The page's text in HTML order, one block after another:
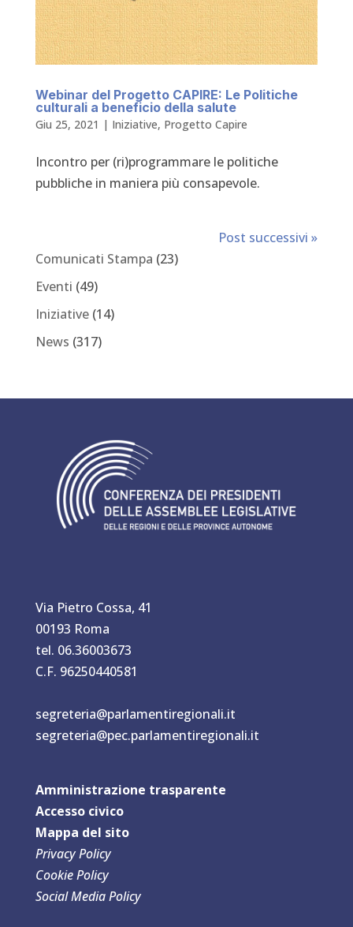
Webinar del Progetto CAPIRE: Le Politiche
culturali a beneficio della salute
Giu 25, 2021 | Iniziative, Progetto Capire
Incontro per (ri)programmare le politiche
pubbliche in maniera più consapevole.
Post successivi »
Comunicati Stampa (23)
Eventi (49)
Iniziative(14)
News (317)
Via Pietro Cossa, 41
00193 Roma
tel. 06.36003673
C.F. 96250440581
segreteria@parlamentiregionali.it
segreteria@pec.parlamentiregionali.it
Amministrazione trasparente
Accesso civico
Mappa del sito
Privacy Policy
Cookie Policy
Social Media Policy